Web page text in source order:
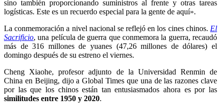
sino también proporcionando suministros al frente y otras tareas
logísticas. Este es un recuerdo especial para la gente de aquí».
La conmemoración a nivel nacional se reflejó en los cines chinos. El
Sacrificio, una película de guerra que conmemora la guerra, recaudó
más de 316 millones de yuanes (47,26 millones de dólares) el
domingo después de su estreno el viernes.
Cheng Xiaohe, profesor adjunto de la Universidad Renmin de
China en Beijing, dijo a Global Times que una de las razones clave
por las que los chinos están tan entusiasmados ahora es por las
similitudes entre 1950 y 2020.